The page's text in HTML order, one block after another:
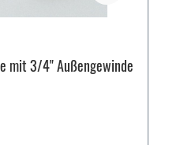
mit 3/4" Außengewinde